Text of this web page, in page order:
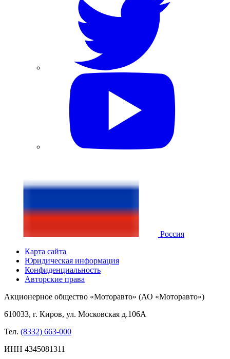
Россия
Карта сайта
Юридическая информация
Конфиденциальность
Авторские права
Акционерное общество «Моторавто» (АО «Моторавто»)
610033, г. Киров, ул. Московская д.106А
Тел. (8332) 663-000
ИНН 4345081311